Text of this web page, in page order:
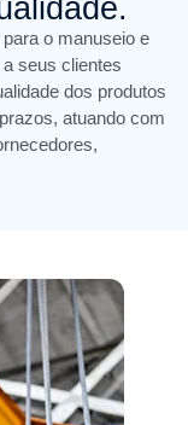
o manuseio e
seus clientes
dos produtos
atuando com